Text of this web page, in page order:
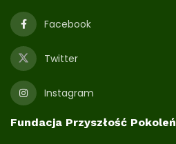
Facebook
Twitter
Instagram
Fundacja Przyszłość Pokoleń